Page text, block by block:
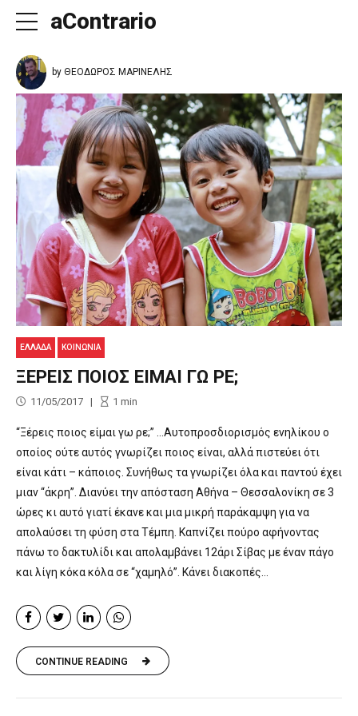
aContrario
by ΘΕΟΔΩΡΟΣ ΜΑΡΙΝΕΛΗΣ
ΕΛΛΑΔΑ ΚΟΙΝΩΝΊΑ
ΞΕΡΕΙΣ ΠΟΙΟΣ ΕΙΜΑΙ ΓΩ ΡΕ;
11/05/2017 1 min
“Ξέρεις ποιος είμαι γω ρε;” …Αυτοπροσδιορισμός ενηλίκου ο
οποίος ούτε αυτός γνωρίζει ποιος είναι, αλλά πιστεύει ότι
είναι κάτι – κάποιος. Συνήθως τα γνωρίζει όλα και παντού έχει
μιαν “άκρη”. Διανύει την απόσταση Αθήνα – Θεσσαλονίκη σε 3
ώρες κι αυτό γιατί έκανε και μια μικρή παράκαμψη για να
απολαύσει τη φύση στα Τέμπη. Καπνίζει πούρο αφήνοντας
πάνω το δακτυλίδι και απολαμβάνει 12άρι Σίβας με έναν πάγο
και λίγη κόκα κόλα σε “χαμηλό”. Κάνει διακοπές...
CONTINUE READING